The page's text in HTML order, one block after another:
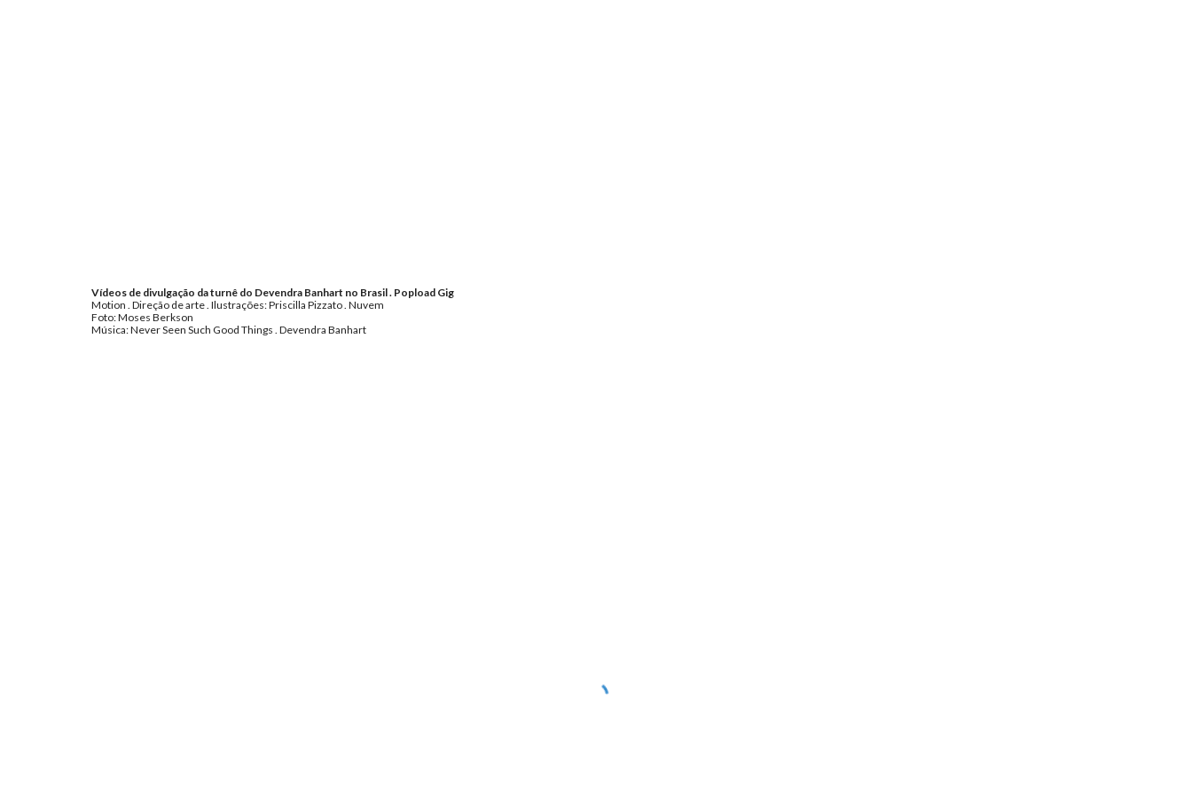
Vídeos de divulgação daturnê do Devendra Banhart no Brasil. Popload Gig
Motion . Direção de arte . Ilustrações:Priscilla Pizzato . Nuvem
Foto: Moses Berkson
Música: Never Seen Such Good Things . Devendra Banhart